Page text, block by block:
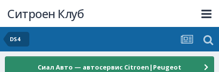
Ситроен Клуб
DS4
Сиал Авто — автосервис Citroen|Peugeot